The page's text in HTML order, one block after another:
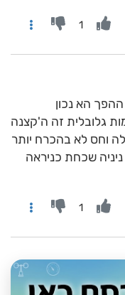
1
הא נכון
גלובלית זה ה'קצנה
וחס לא בהכרח יותר
שכחת כניראה
1